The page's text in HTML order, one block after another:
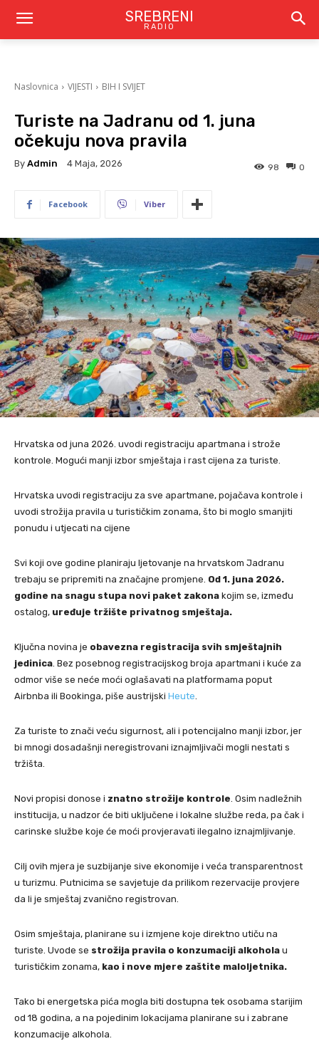
SREBRENI
RADIO
Naslovnica VIJESTI BIH I SVIJET
Turiste na Jadranu od 1. juna
očekuju nova pravila
By Admin 4 Maja, 2026 0
98
Facebook Viber
Hrvatska od juna 2026. uvodi registraciju apartmana i strože
kontrole. Mogući manji izbor smještaja i rast cijena za turiste.
Hrvatska uvodi registraciju za sve apartmane, pojačava kontrole i
uvodi strožija pravila u turističkim zonama, što bi moglo smanjiti
ponudu i utjecati na cijene
Svi koji ove godine planiraju ljetovanje na hrvatskom Jadranu
trebaju se pripremiti na značajne promjene. Od 1. juna 2026.
godine na snagu stupa novi paket zakona kojim se, između
ostalog, uređuje tržište privatnog smještaja.
Ključna novina je obavezna registracija svih smještajnih
jedinica. Bez posebnog registracijskog broja apartmani i kuće za
odmor više se neće moći oglašavati na platformama poput
Airbnba ili Bookinga, piše austrijski Heute.
Za turiste to znači veću sigurnost, ali i potencijalno manji izbor, jer
bi mnogi dosadašnji neregistrovani iznajmljivači mogli nestati s
tržišta.
Novi propisi donose i znatno strožije kontrole. Osim nadležnih
institucija, u nadzor će biti uključene i lokalne službe reda, pa čak i
carinske službe koje će moći provjeravati ilegalno iznajmljivanje.
Cilj ovih mjera je suzbijanje sive ekonomije i veća transparentnost
u turizmu. Putnicima se savjetuje da prilikom rezervacije provjere
da li je smještaj zvanično registrovan.
Osim smještaja, planirane su i izmjene koje direktno utiču na
turiste. Uvode se strožija pravila o konzumaciji alkohola u
turističkim zonama, kao i nove mjere zaštite maloljetnika.
Tako bi energetska pića mogla biti dostupna tek osobama starijim
od 18 godina, a na pojedinim lokacijama planirane su i zabrane
konzumacije alkohola.